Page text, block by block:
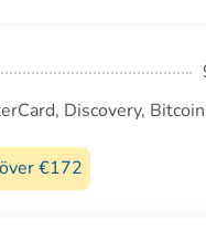
Discovery,
€172